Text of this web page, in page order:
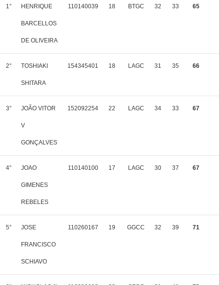
1° HENRIQUE
BARCELLOS
DE OLIVEIRA
110140039 18 BTGC 32 33 65
2° TOSHIAKI
SHITARA
154345401 18 LAGC 31 35 66
3° JOÃO VITOR
V
GONÇALVES
152092254 22 LAGC 34 33 67
4° JOAO
GIMENES
REBELES
110140100 17 LAGC 30 37 67
5° JOSE
FRANCISCO
SCHIAVO
110260167 19 GGCC 32 39 71